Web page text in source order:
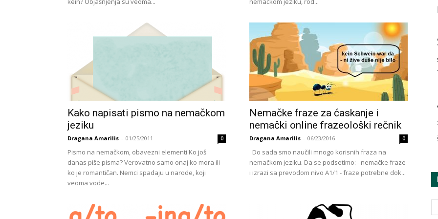
Kako napisati pismo na nemačkom
jeziku
Dragana Amarilis - 01/25/2011 0
Pismo na nemačkom, obavezni elementi Ko još
danas piše pisma? Verovatno samo onaj ko mora ili
ko je romantičan. Nemci spadaju u narode, koji
veoma vode...
Nemačke fraze za ćaskanje i
nemački online frazeološki rečnik
Dragana Amarilis - 06/23/2016 0
Do sada smo naučili mnogo korisnih fraza na
nemačkom jeziku. Da se podsetimo: - nemačke fraze
i izrazi sa prevodom nivo A1/1 - fraze potrebne dok...